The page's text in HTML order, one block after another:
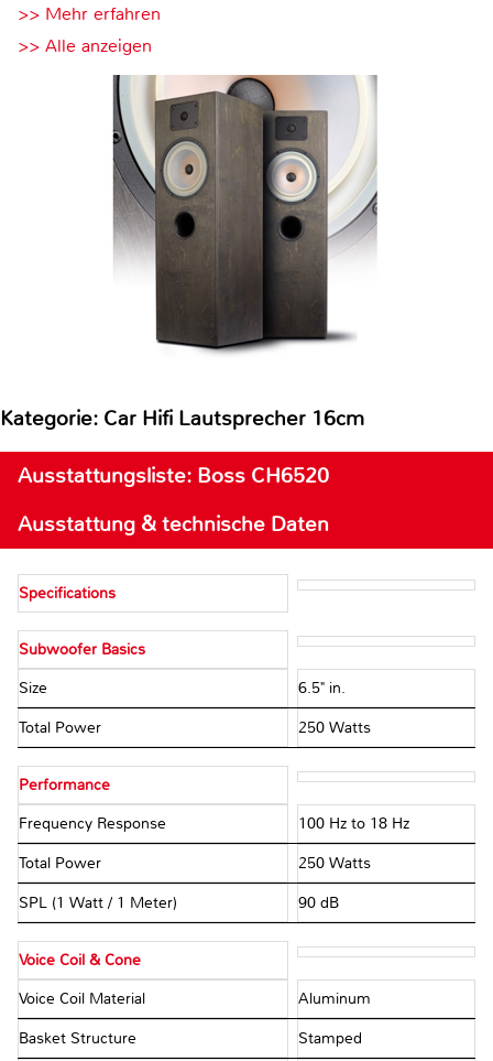
>> Mehr erfahren
>> Alle anzeigen
Kategorie: Car Hifi Lautsprecher 16cm
Ausstattungsliste: Boss CH6520
Ausstattung & technische Daten
Specifications
Subwoofer Basics
Size 6.5" in.
Total Power 250 Watts
Performance
Frequency Response 100 Hz to 18 Hz
Total Power 250 Watts
SPL (1 Watt / 1 Meter) 90 dB
Voice Coil & Cone
Voice Coil Material Aluminum
Basket Structure Stamped